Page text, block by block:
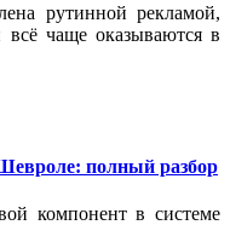
рутинной рекламой,
чаще оказываются в
полный разбор
компонент в системе